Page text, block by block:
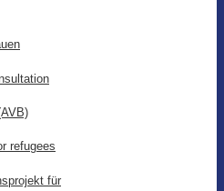
refugees
für